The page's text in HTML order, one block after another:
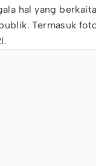
hal yang
Termasuk